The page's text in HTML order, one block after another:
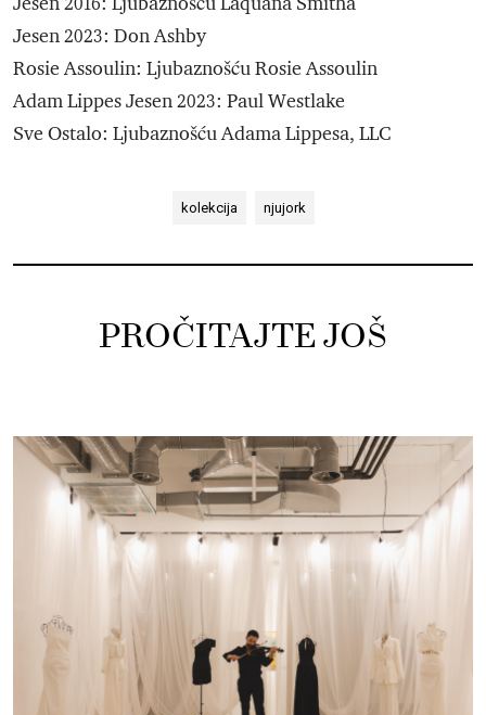
Jesen 2023: Don Ashby
Rosie Assoulin: Ljubaznošću Rosie Assoulin
Adam Lippes Jesen 2023: Paul Westlake
Sve Ostalo: Ljubaznošću Adama Lippesa, LLC
kolekcija njujork
PROČITAJTE JOŠ